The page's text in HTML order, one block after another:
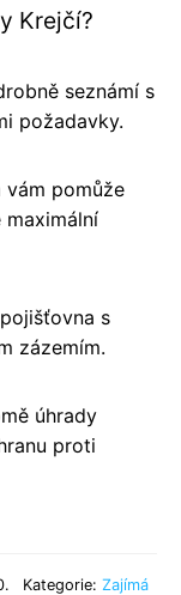
Krejčí?
seznámí s
požadavky.
vám pomůže
s
zázemím.
úhrady
proti
Kategorie: Zajímá